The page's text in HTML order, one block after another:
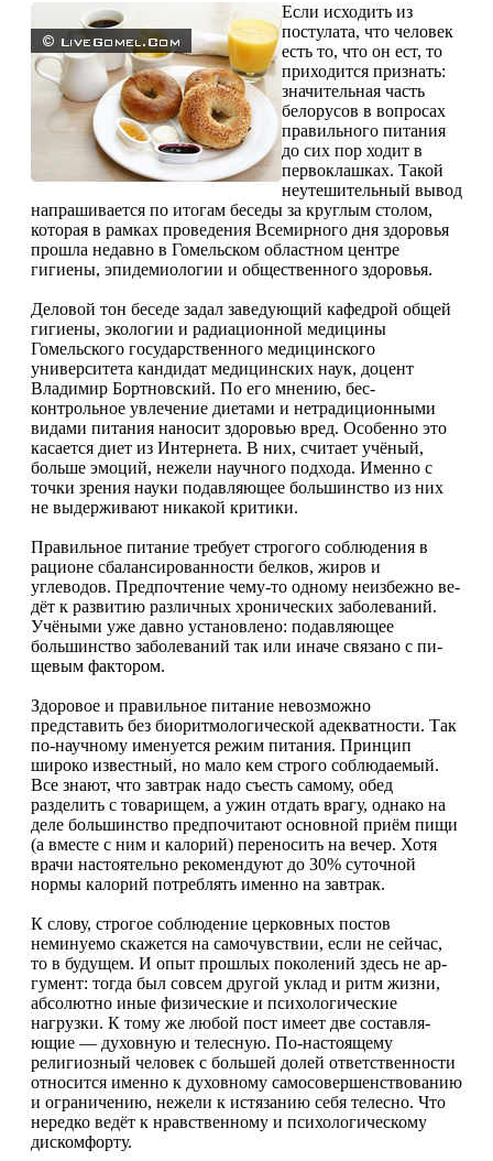
Если исходить из
постулата, что человек
есть то, что он ест, то
приходится признать:
значи­тельная часть
белорусов в во­просах
правильного питания
до сих пор ходит в
первоклашках. Такой
неутешительный вывод
напрашивается по итогам бесе­ды за круглым столом,
которая в рамках проведения Всемирно­го дня здоровья
прошла недавно в Гомельском областном центре
гигиены, эпидемиологии и обще­ственного здоровья.
Деловой тон беседе задал за­ведующий кафедрой общей
ги­гиены, экологии и радиацион­ной медицины
Гомельского го­сударственного медицинского
университета кандидат медицин­ских наук, доцент
Владимир Бор­тновский. По его мнению, бес­
контрольное увлечение диетами и нетрадиционными
видами пи­тания наносит здоровью вред. Особенно это
касается диет из Интернета. В них, считает учё­ный,
больше эмоций, нежели на­учного подхода. Именно с
точки зрения науки подавляющее боль­шинство из них
не выдерживают никакой критики.
Правильное питание требует строгого соблюдения в
рационе сбалансированности белков, жи­ров и
углеводов. Предпочтение чему-то одному неизбежно ве­
дёт к развитию различных хро­нических заболеваний.
Учёны­ми уже давно установлено: пода­вляющее
большинство заболева­ний так или иначе связано с пи­
щевым фактором.
Здоровое и правильное пита­ние невозможно
представить без биоритмологической адекват­ности. Так
по-научному имену­ется режим питания. Принцип
широко известный, но мало кем строго соблюдаемый.
Все зна­ют, что завтрак надо съесть са­мому, обед
разделить с товари­щем, а ужин отдать врагу, одна­ко на
деле большинство предпо­читают основной приём пищи
(а вместе с ним и калорий) пере­носить на вечер. Хотя
врачи на­стоятельно рекомендуют до 30% суточной
нормы калорий потре­блять именно на завтрак.
К слову, строгое соблюдение церковных постов
неминуемо скажется на самочувствии, если не сейчас,
то в будущем. И опыт прошлых поколений здесь не ар­
гумент: тогда был совсем дру­гой уклад и ритм жизни,
абсо­лютно иные физические и психо­логические
нагрузки. К тому же любой пост имеет две составля­
ющие — духовную и телесную. По-настоящему
религиозный че­ловек с большей долей ответ­ственности
относится именно к духовному самосовершенствова­нию
и ограничению, нежели к ис­тязанию себя телесно. Что
нередко ведёт к нравственному и психоло­гическому
дискомфорту.